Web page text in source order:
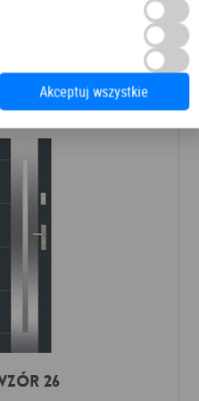
8 366,00 PLN
ulubionych
26
Akceptuj wszystkie